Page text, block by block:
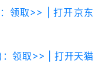
领取>> | 打开京东
领取>> | 打开天猫